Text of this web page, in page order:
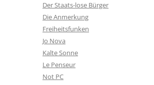
Der Staats-lose Bürger
Die Anmerkung
Freiheitsfunken
Jo Nova
Kalte Sonne
Le Penseur
Not PC